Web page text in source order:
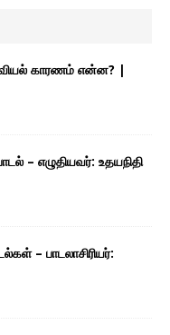
காரணம் என்ன? |
– எழுதியவர்: உதயநிதி
– பாடலாசிரியர்: